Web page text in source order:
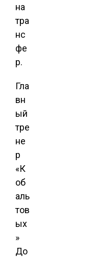
на
тра
нс
фе
р.
Гла
вн
ый
тре
не
р
«К
об
аль
тов
ых
»
До